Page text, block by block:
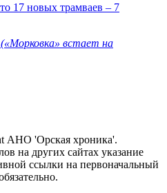
17 новых трамваев – 7
(«Морковка» встает на
АНО 'Орская хроника'.
на других сайтах указание
ссылки на первоначальный